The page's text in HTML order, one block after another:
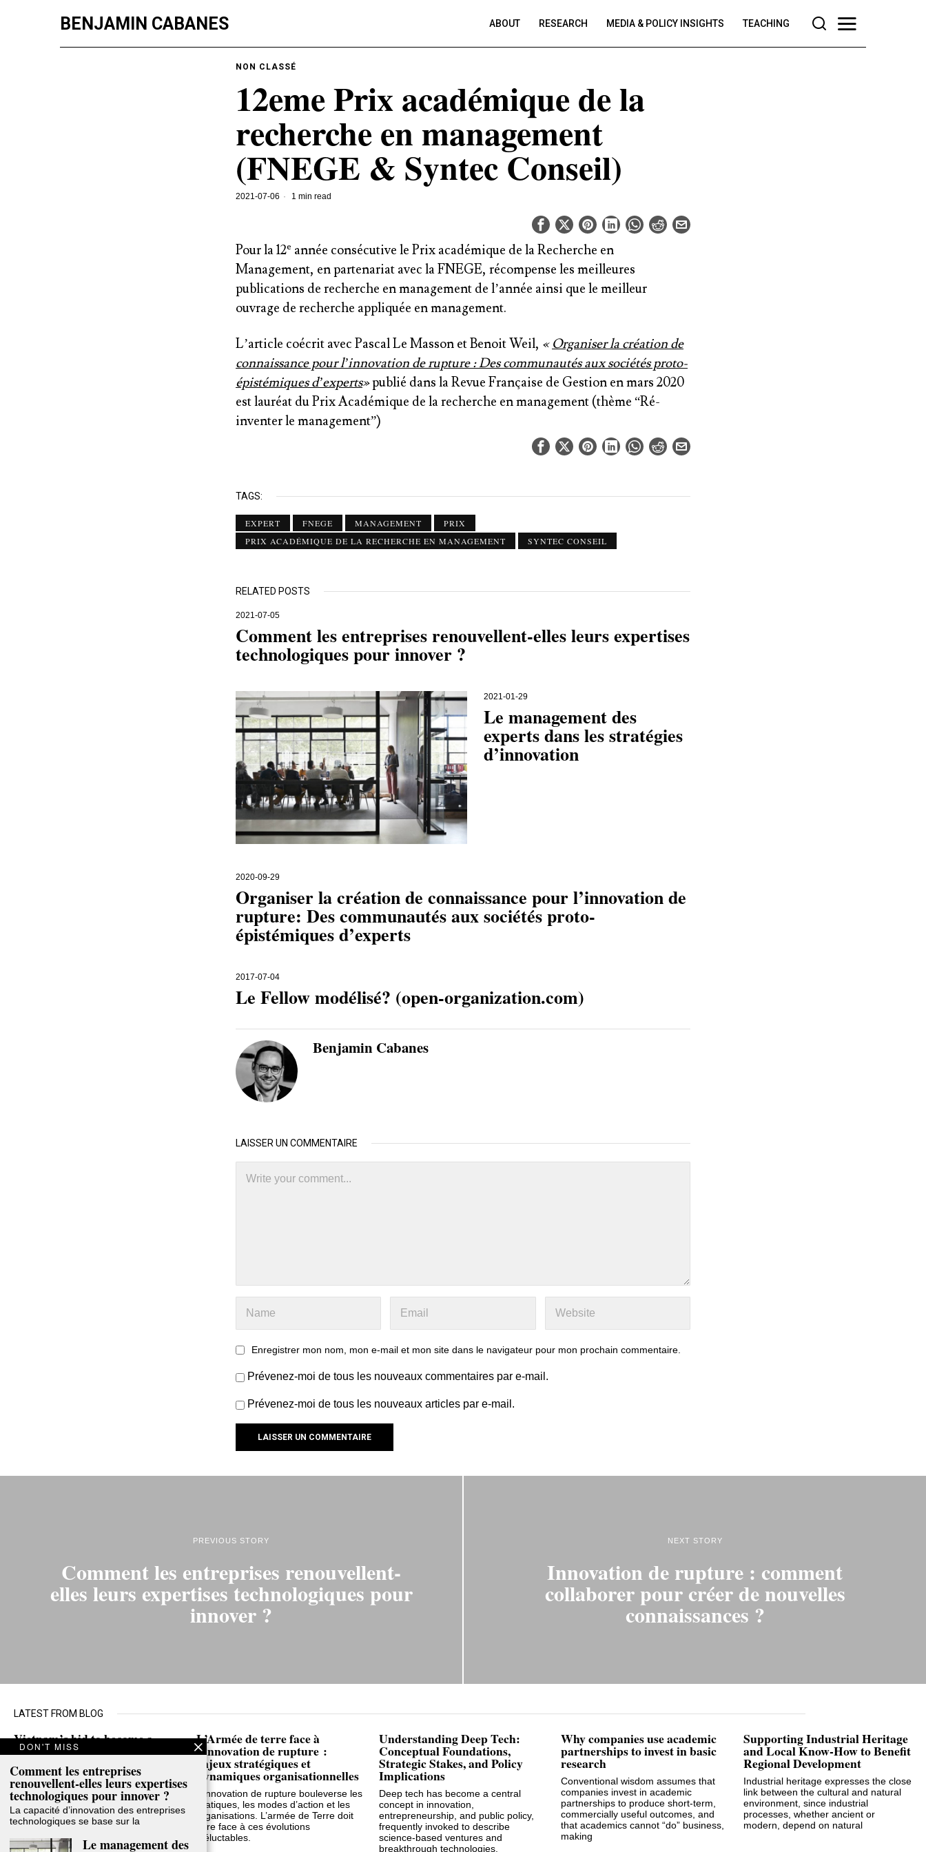
BENJAMIN CABANES ABOUT RESEARCH MEDIA & POLICY INSIGHTS TEACHING
NON CLASSÉ
12eme Prix académique de la
recherche en management
(FNEGE & Syntec Conseil)
2021-07-06 1 min read
Pour la 12e année consécutive le Prix académique de la Recherche en
Management, en partenariat avec la FNEGE, récompense les meilleures
publications de recherche en management de l’année ainsi que le meilleur
ouvrage de recherche appliquée en management.
L’article coécrit avec Pascal Le Masson et Benoit Weil, « Organiser la création de
connaissance pour l’innovation de rupture : Des communautés aux sociétés proto-
épistémiques d’experts»publié dans laRevue Française de Gestion en mars 2020
est lauréat du Prix Académique de la recherche en management (thème “Ré-
inventer le management”)
TAGS:
EXPERT FNEGE MANAGEMENT
PRIX
PRIX ACADÉMIQUE DE LA RECHERCHE EN MANAGEMENT
SYNTEC CONSEIL
RELATED POSTS
2021-07-05
Comment les entreprises renouvellent-elles leurs expertises
technologiques pour innover ?
2021-01-29
Le management des
experts dans les stratégies
d’innovation
2020-09-29
Organiser la création de connaissance pour l’innovation de
rupture: Des communautés aux sociétés proto-
épistémiques d’experts
2017-07-04
Le Fellow modélisé? (open-organization.com)
Benjamin Cabanes
LAISSER UN COMMENTAIRE
Enregistrer mon nom, mon e-mail et mon site dans le navigateur pour mon prochain commentaire.
Prévenez-moi de tous les nouveaux commentaires par e-mail.
Prévenez-moi de tous les nouveaux articles par e-mail.
PREVIOUS STORY
Comment les entreprises renouvellent-
elles leurs expertises technologiques pour
innover ?
NEXT STORY
Innovation de rupture : comment
collaborer pour créer de nouvelles
connaissances ?
LATEST FROM BLOG
Vietnam’s bid to become a
start-up nation
On April 5, Vietnam approved its first
National Strategy for Innovative
Entrepreneurship. The strategy
sharpens the country’s economic
ambition: to make innovative
entrepreneurship —
L’Armée de terre face à
l’innovation de rupture :
enjeux stratégiques et
dynamiques organisationnelles
L’innovation de rupture bouleverse les
pratiques, les modes d’action et les
organisations. L’armée de Terre doit
faire face à ces évolutions
inéluctables.
Understanding Deep Tech:
Conceptual Foundations,
Strategic Stakes, and Policy
Implications
Deep tech has become a central
concept in innovation,
entrepreneurship, and public policy,
frequently invoked to describe
science-based ventures and
breakthrough technologies.
Why companies use academic
partnerships to invest in basic
research
Conventional wisdom assumes that
companies invest in academic
partnerships to produce short-term,
commercially useful outcomes, and
that academics cannot “do” business,
making
Supporting Industrial Heritage
and Local Know-How to Benefit
Regional Development
Industrial heritage expresses the close
link between the cultural and natural
environment, since industrial
processes, whether ancient or
modern, depend on natural
DON'T MISS
Comment les entreprises
renouvellent-elles leurs expertises
technologiques pour innover ?
La capacité d’innovation des entreprises
technologiques se base sur la
Le management des